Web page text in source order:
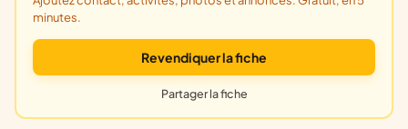
minutes.
Revendiquer la fiche
Partager la fiche